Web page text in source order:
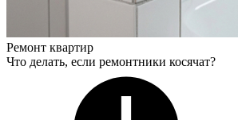
Ремонт квартир
Что делать, если ремонтники косячат?